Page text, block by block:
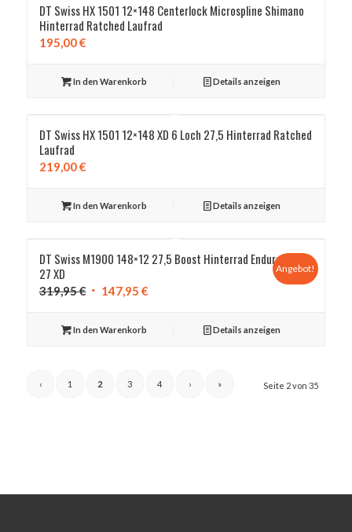
DT Swiss HX 1501 12×148 Centerlock Microspline Shimano
Hinterrad Ratched Laufrad
195,00€
In den Warenkorb Details anzeigen
DT Swiss HX 1501 12×148 XD 6 Loch 27,5 Hinterrad Ratched
Laufrad
219,00€
In den Warenkorb Details anzeigen
DT Swiss M1900 148×12 27,5 Boost Hinterrad Enduro
27 XD
319,95€ Ursprünglicher
war:
147,95 €Aktueller
Angebot!
In den Warenkorb Details anzeigen
Seite 2 von 35
‹ 1 2 3 4 › »